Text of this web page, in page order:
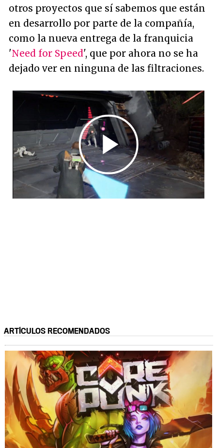
otros proyectos que sí sabemos que están
en desarrollo por parte de la compañía,
como la nueva entrega de la franquicia
'Need for Speed', que por ahora no se ha
dejado ver en ninguna de las filtraciones.
ARTÍCULOS RECOMENDADOS